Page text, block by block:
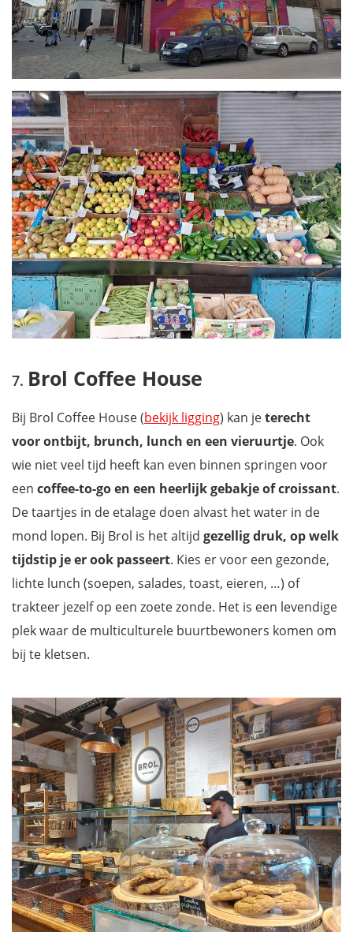
Brol Coffee House
Bij Brol Coffee House (bekijk ligging) kan jeterecht
voor ontbijt, brunch, lunch en een vieruurtje. Ook
wie niet veel tijd heeft kan even binnen springen voor
een coffee-to-go en een heerlijk gebakje of croissant.
De taartjes in de etalage doen alvast het water in de
mond lopen. Bij Brol is het altijd gezellig druk, op welk
tijdstip je er ook passeert. Kies er voor een gezonde,
lichte lunch (soepen, salades, toast, eieren, …) of
trakteer jezelf op een zoete zonde. Het is een levendige
plek waar de multiculturele buurtbewoners komen om
bij te kletsen.